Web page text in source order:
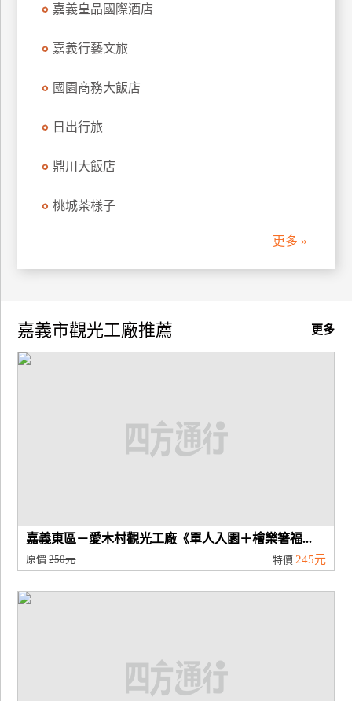
飯
作
計
商
嘉義皇品國際酒店
嘉義行藝文旅
國園商務大飯店
日出行旅
鼎川大飯店
桃城茶樣子
更多 »
更多
嘉義市觀光工廠推薦
嘉義東區－愛木村觀光工廠《單人入園＋檜樂箸福...
原價250元 特價 245元